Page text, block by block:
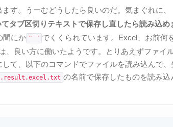
す。うーむどうしたら良いのだ。気まぐれに、
タブ区切りテキストで保存し直したら読み込め
間にか " " でくくられています。Excel、お前何
良い方に働いたようです。とりあえずファイ
て、以下のコマンドでファイルを読み込んで、
の名前で保存したものを読み込